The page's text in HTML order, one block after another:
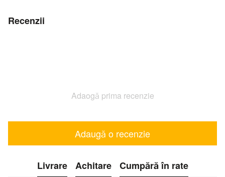
Recenzii
Adaogă prima recenzie
Adaugă o recenzie
Livrare Achitare Cumpără în rate